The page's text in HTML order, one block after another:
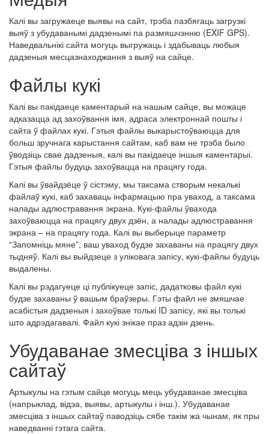
Калі вы загружаеце выявы на сайт, трэба пазбягаць загрузкі
выяў з убудаванымі дадзенымі па размяшчэнню (EXIF GPS).
Наведвальнікі сайта могуць выгружаць і здабываць любыя
дадзеныя месцазнаходжання з выяў на сайце.
Файлы кукі
Калі вы пакідаеце каментарый на нашым сайце, вы можаце
адказацца ад захоўвання імя, адраса электроннай пошты і
сайта ў файлах кукі. Гэтыя файлы выкарыстоўваюцца для
больш зручнага карыстання сайтам, каб вам не трэба было
ўводзіць свае дадзеныя, калі вы пакідаеце іншыя каментарыі.
Гэтыя файлы будуць захоўвацца на працягу года.
Калі вы ўвайдзёце ў сістэму, мы таксама створым некалькі
файлаў кукі, каб захаваць інфармацыю пра уваход, а таксама
налады адлюстравання экрана. Кукі-файлы ўвахода
захоўваюцца на працягу двух дзён, а налады адлюстравання
экрана – на працягу года. Калі вы выберыце параметр
“Запомніць мяне”, ваш уваход будзе захаваны на працягу двух
тыдняў. Калі вы выйдзеце з уліковага запісу, кукі-файлы будуць
выдалены.
Калі вы рэдагуеце ці публікуеце запіс, дадатковы файл кукі
будзе захаваны ў вашым браўзеры. Гэты файл не змяшчае
асабістыя дадзеныя і захоўвае толькі ID запісу, які вы толькі
што адрэдагавалі. Файл кукі знікае праз адзін дзень.
Убудаванае змесціва з іншых
сайтаў
Артыкулы на гэтым сайце могуць мець убудаванае змесціва
(напрыклад, відэа, выявы, артыкулы і інш.). Убудаванае
змесціва з іншых сайтаў паводзіць сябе такім жа чынам, як пры
наведванні гэтага сайта.